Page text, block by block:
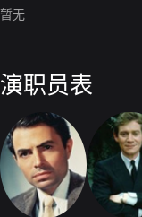
暂无
演职员表